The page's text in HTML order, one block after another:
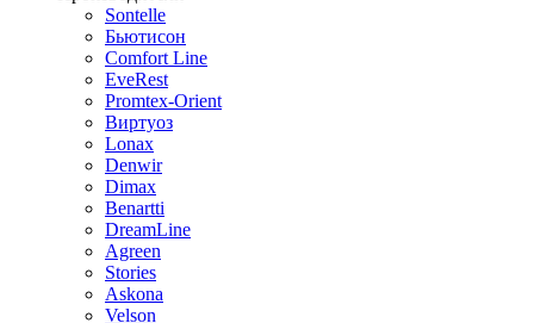
Sontelle
Бьютисон
Comfort Line
EveRest
Promtex-Orient
Виртуоз
Lonax
Denwir
Dimax
Benartti
DreamLine
Agreen
Stories
Askona
Velson